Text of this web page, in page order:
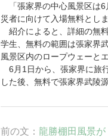
「張家界の中心風景区は6
災者に向けて入場無料とし
紹介によると、詳細の無
学生、無料の範囲は張家界
風景区内のロープウェーと
6月 1日から、張家界に旅
した後、無料で張家界武陵
前の文： 龍勝棚田風景